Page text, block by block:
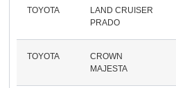
TOYOTA
LAND CRUISER
PRADO
TOYOTA
CROWN
MAJESTA